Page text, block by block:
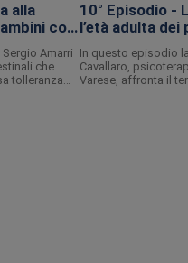
alla
con
sintomi
Amarri
che
tolleranza
10° Episodio -
l’età adulta
cerebrale
In questo episodio
Cavallaro,
Varese, affronta il